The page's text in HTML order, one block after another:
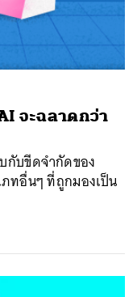
จะฉลาดกว่า
กับขีดจำกัดของ
ทอื่นๆ ที่ถูกมองเป็น